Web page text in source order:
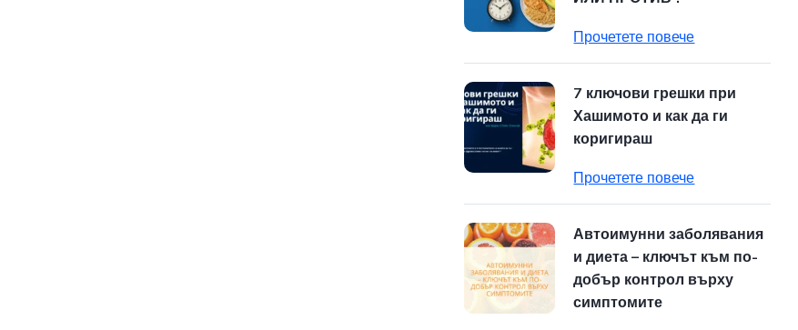
Прочетете повече
7 ключови грешки при
Хашимото и как да ги
коригираш
Прочетете повече
Автоимунни заболявания
и диета – ключът към по-
добър контрол върху
симптомите